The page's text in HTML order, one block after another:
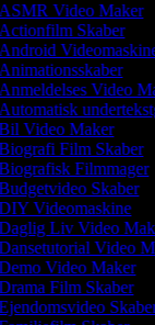
Video Maker
Skaber
Videomaskine
Video
Video Maker
Film Skaber
Filmmager
Skaber
Videomaskine
Liv Video
Video
Video Maker
Film Skaber
Skaber